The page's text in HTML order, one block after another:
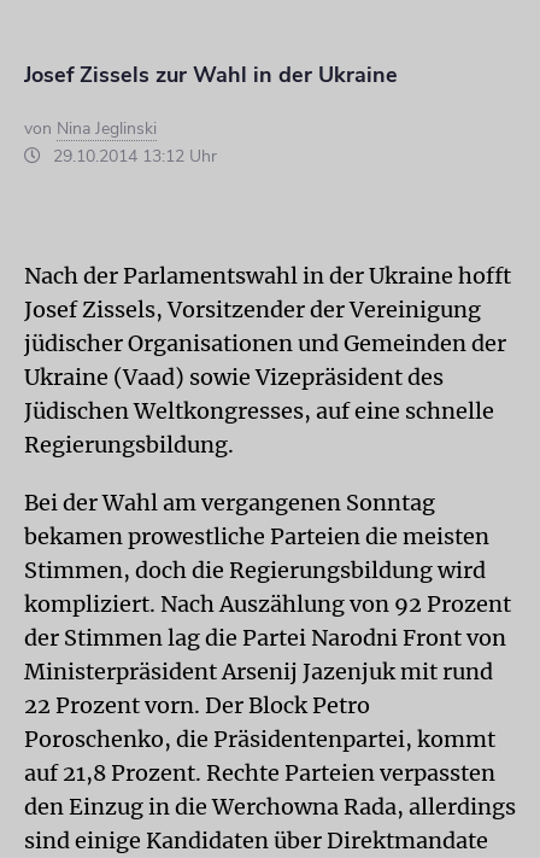
Josef Zissels zur Wahl in der Ukraine
von Nina Jeglinski
29.10.2014 13:12 Uhr
Nach der Parlamentswahl in der Ukraine hofft
Josef Zissels, Vorsitzender der Vereinigung
jüdischer Organisationen und Gemeinden der
Ukraine (Vaad) sowie Vizepräsident des
Jüdischen Weltkongresses, auf eine schnelle
Regierungsbildung.
Bei der Wahl am vergangenen Sonntag
bekamen prowestliche Parteien die meisten
Stimmen, doch die Regierungsbildung wird
kompliziert. Nach Auszählung von 92 Prozent
der Stimmen lag die Partei Narodni Front von
Ministerpräsident Arsenij Jazenjuk mit rund
22 Prozent vorn. Der Block Petro
Poroschenko, die Präsidentenpartei, kommt
auf 21,8 Prozent. Rechte Parteien verpassten
den Einzug in die Werchowna Rada, allerdings
sind einige Kandidaten über Direktmandate